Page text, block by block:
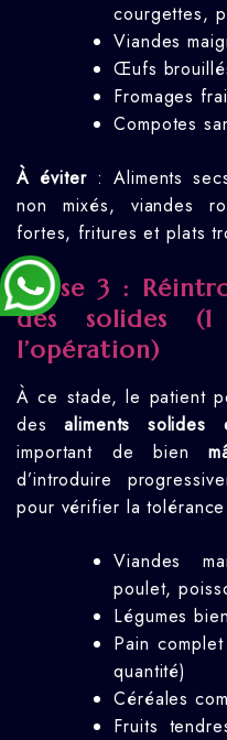
courgettes,
Viandes
Œufs
Fromages
Compotes
À éviter: Aliments
non mixés, viandes
fortes, fritures et plats
Phase 3 :
des solides
l’opération)
À ce stade, le patient
desaliments solides
important de bien
d’introduire
pour vérifier la
Viandes
poulet,
Légumes
Pain
quantité)
Céréales
Fruits